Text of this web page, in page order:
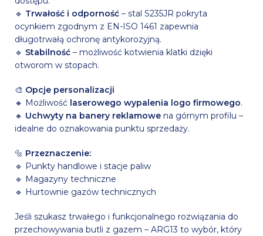
🔹 Trwałość i odporność – stal S235JR pokryta
ocynkiem zgodnym z EN-ISO 1461 zapewnia
długotrwałą ochronę antykorozyjną.
🔹 Stabilność – możliwość kotwienia klatki dzięki
otworom w stopach.
🎨 Opcje personalizacji
🔸 Możliwość laserowego wypalenia logo firmowego.
🔸 Uchwyty na banery reklamowe na górnym profilu –
idealne do oznakowania punktu sprzedaży.
🔩 Przeznaczenie:
🔹 Punkty handlowe i stacje paliw
🔹 Magazyny techniczne
🔹 Hurtownie gazów technicznych
Jeśli szukasz trwałego i funkcjonalnego rozwiązania do
przechowywania butli z gazem – ARG13 to wybór, który